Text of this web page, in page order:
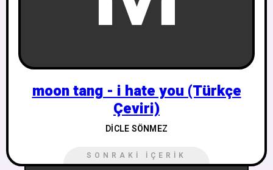
moon tang - i hate you (Türkçe
Çeviri)
DICLE SÖNMEZ
SONRAKI İÇERIK